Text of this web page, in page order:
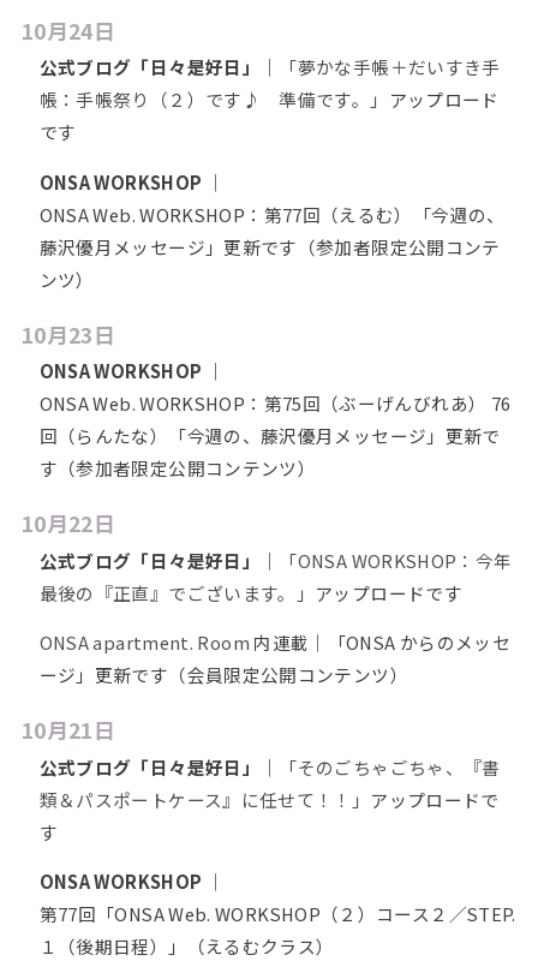
10月24日
公式ブログ「日々是好日」 ｜
「夢かな手帳＋だいすき手
帳：手帳祭り（２）です♪ 準備です。」
アップロード
です
ONSA WORKSHOP ｜
ONSA Web. WORKSHOP：第77回（えるむ）「今週の、
藤沢優月メッセージ」更新です（参加者限定公開コンテ
ンツ）
10月23日
ONSA WORKSHOP ｜
ONSA Web. WORKSHOP：第75回（ぶーげんびれあ） 76
回（らんたな）「今週の、藤沢優月メッセージ」更新で
す（参加者限定公開コンテンツ）
10月22日
公式ブログ「日々是好日」 ｜
「ONSA WORKSHOP：今年
最後の『正直』でございます。」 アップロードです
ONSA apartment. Room 内連載｜「ONSA からのメッセ
ージ」更新です（会員限定公開コンテンツ）
10月21日
公式ブログ「日々是好日」 ｜
「そのごちゃごちゃ、『書
類＆パスポートケース』に任せて！！」 アップロードで
す
ONSA WORKSHOP ｜
第77回「ONSA Web. WORKSHOP（２）コース２／STEP.
１（後期日程）」（えるむクラス）